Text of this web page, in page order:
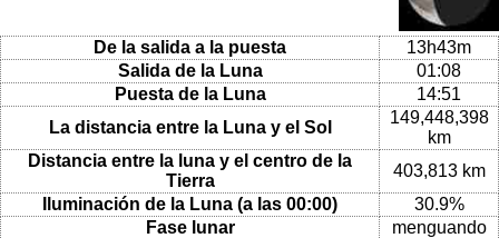
De la salida a la puesta
13h43m
Salida de la Luna
01:08
Puesta de la Luna
14:51
La distancia entre la Luna y el Sol
149,448,398
km
Distancia entre la luna y el centro de la
Tierra
403,813 km
Iluminación de la Luna (a las 00:00)
30.9%
Fase lunar
menguando